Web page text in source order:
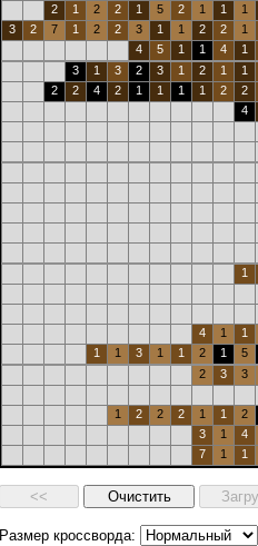
2
1 2 2 1 5 2 1 1 1
3
2 7 1 2 2 3 1 1 2 2 1
4
5 1 1 4 1
3
1 3 2 3 1 2 1 1
2
2 4 2 1 1 1 1 2 2
4
1
4
1 1
1
1 3 1 1 2 1 5
2
3 3
1
2 2 2 1 1 2
3
1 4
7
1 1
Размер кроссворда: